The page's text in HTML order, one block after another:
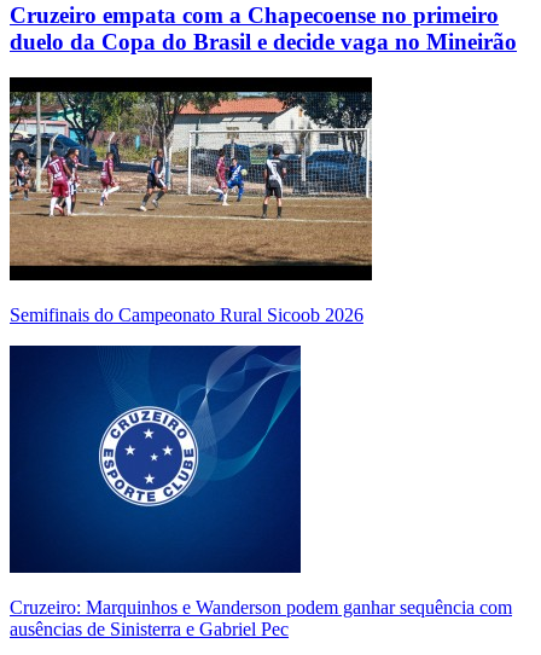
Cruzeiro empata com a Chapecoense no primeiro
duelo da Copa do Brasil e decide vaga no Mineirão
Semifinais do Campeonato Rural Sicoob 2026
Cruzeiro: Marquinhos e Wanderson podem ganhar sequência com
ausências de Sinisterra e Gabriel Pec